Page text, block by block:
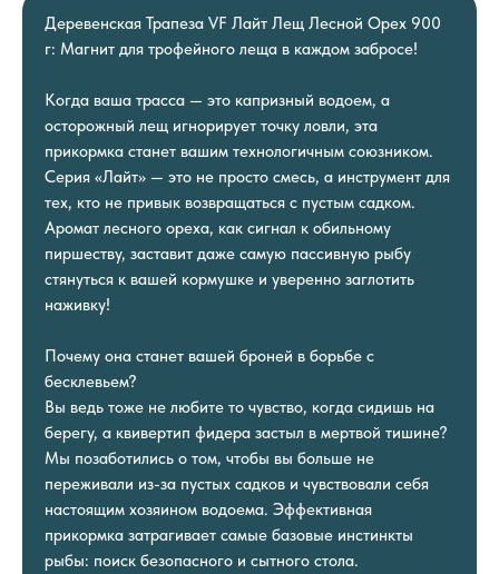
Деревенская Трапеза VF Лайт Лещ Лесной Орех 900
г: Магнит для трофейного леща в каждом забросе!
Когда ваша трасса — это капризный водоем, а
осторожный лещ игнорирует точку ловли, эта
прикормка станет вашим технологичным союзником.
Серия «Лайт» — это не просто смесь, а инструмент для
тех, кто не привык возвращаться с пустым садком.
Аромат лесного ореха, как сигнал к обильному
пиршеству, заставит даже самую пассивную рыбу
стянуться к вашей кормушке и уверенно заглотить
наживку!
Почему она станет вашей броней в борьбе с
бесклевьем?
Вы ведь тоже не любите то чувство, когда сидишь на
берегу, а квивертип фидера застыл в мертвой тишине?
Мы позаботились о том, чтобы вы больше не
переживали из-за пустых садков и чувствовали себя
настоящим хозяином водоема. Эффективная
прикормка затрагивает самые базовые инстинкты
рыбы: поиск безопасного и сытного стола.